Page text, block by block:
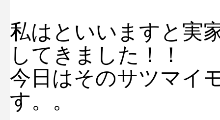
私はといいますと実
してきました！！
今日はそのサツマイ
す。。